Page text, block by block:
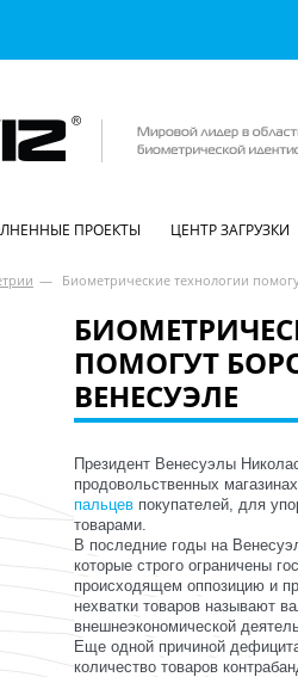
ПРОЕКТЫ ЦЕНТР ЗАГРУЗКИ
— Биометрические технологии
ПОМОГУТ
ВЕНЕСУЭЛЕ
Президент Венесуэлы
продовольственных
пальцев покупателей, для
товарами.
В последние годы на
которые строго ограничены
происходящем оппозицию и
нехватки товаров называют
внешнеэкономической
Еще одной причиной
количество товаров